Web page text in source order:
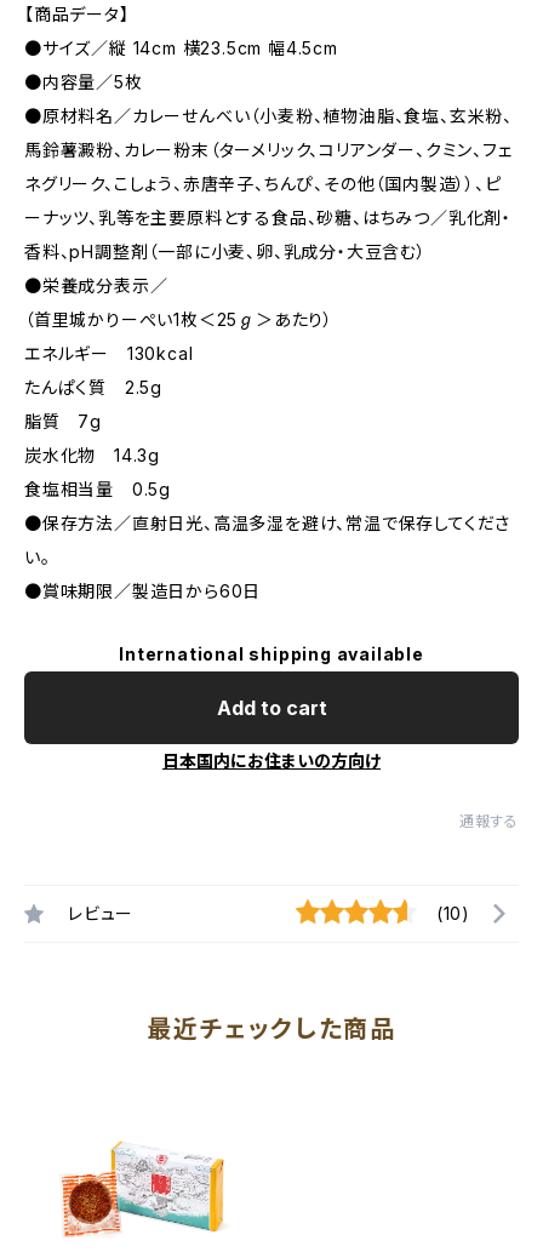
【商品データ】
●サイズ／縦 14cm 横23.5cm 幅4.5cm
●内容量／5枚
●原材料名／カレーせんべい（小麦粉、植物油脂、食塩、玄米粉、
馬鈴薯澱粉、カレー粉末（ターメリック、コリアンダー、クミン、フェ
ネグリーク、こしょう、赤唐辛子、ちんぴ、その他（国内製造））、ピ
ーナッツ、乳等を主要原料とする食品、砂糖、はちみつ／乳化剤・
香料、pH調整剤（一部に小麦、卵、乳成分・大豆含む）
●栄養成分表示／
（首里城かりーぺい1枚＜25ℊ＞あたり）
エネルギー 130kcal
たんぱく質 2.5g
脂質 7g
炭水化物 14.3g
食塩相当量 0.5g
●保存方法／直射日光、高温多湿を避け、常温で保存してくださ
い。
●賞味期限／製造日から60日
International shipping available
Add to cart
日本国内にお住まいの方向け
通報する
レビュー (10)
最近チェックした商品